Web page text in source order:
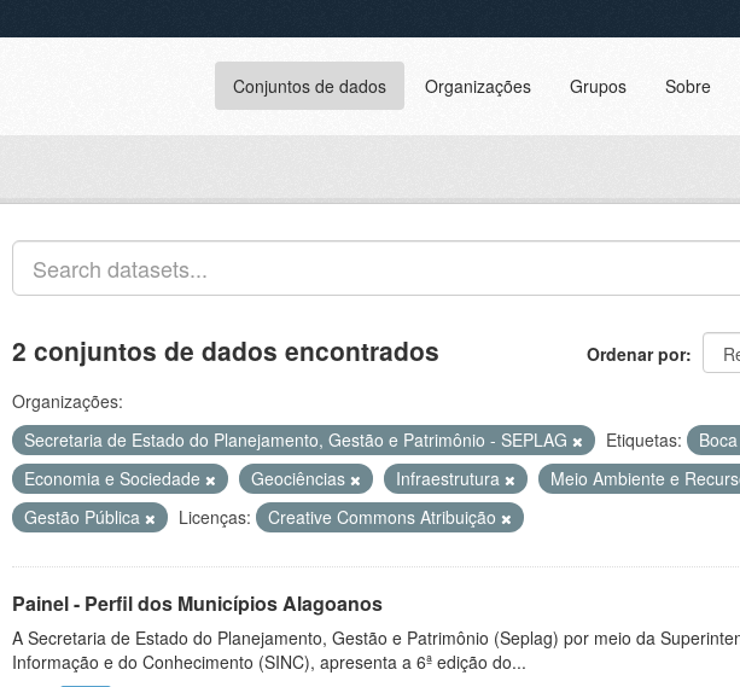
Conjuntos de dados Organizações Grupos Sobre
Ordenar por
2 conjuntos de dados encontrados
Organizações:
Secretaria de Estado do Planejamento, Gestão e Patrimônio - SEPLAG
Etiquetas:
Economia e Sociedade
Geociências Infraestrutura
Meio Ambiente e
Gestão Pública
Licenças: Creative Commons Atribuição
Painel - Perfil dos Municípios Alagoanos
A Secretaria de Estado do Planejamento, Gestão e Patrimônio (Seplag) por meio da
Informação e do Conhecimento (SINC), apresenta a 6ª edição do...